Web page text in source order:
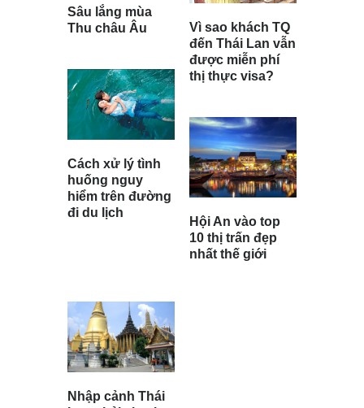
Sâu lắng mùa
Thu châu Âu
Cách xử lý tình
huống nguy
hiểm trên đường
đi du lịch
Vì sao khách TQ
đến Thái Lan vẫn
được miễn phí
thị thực visa?
Hội An vào top
10 thị trấn đẹp
nhất thế giới
Nhập cảnh Thái